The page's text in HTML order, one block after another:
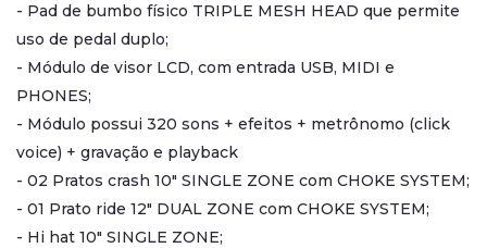
- Pad de bumbo físico TRIPLE MESH HEAD que permite
uso de pedal duplo;
- Módulo de visor LCD, com entrada USB, MIDI e
PHONES;
- Módulo possui 320 sons + efeitos + metrônomo (click
voice) + gravação e playback
- 02 Pratos crash 10" SINGLE ZONE com CHOKE SYSTEM;
- 01 Prato ride 12" DUAL ZONE com CHOKE SYSTEM;
- Hi hat 10" SINGLE ZONE;